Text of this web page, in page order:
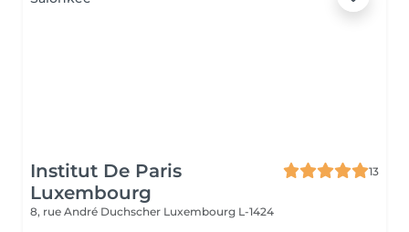
Institut De Paris
Luxembourg
13
8, rue André Duchscher Luxembourg L-1424